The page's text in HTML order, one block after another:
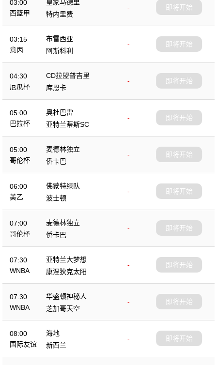
03:00
西篮甲
皇家马德里
-
特内里费
即将开始
03:15
意丙
布雷西亚
-
阿斯科利
即将开始
04:30
厄瓜杯
CD拉盟普吉里
-
库恩卡
即将开始
05:00
巴拉杯
奥杜巴雷
-
亚特兰蒂斯SC
即将开始
05:00
哥伦杯
麦德林独立
-
侨卡巴
即将开始
06:00
美乙
佛蒙特绿队
-
波士顿
即将开始
07:00
哥伦杯
麦德林独立
-
侨卡巴
即将开始
07:30
WNBA
亚特兰大梦想
-
康涅狄克太阳
即将开始
07:30
WNBA
华盛顿神秘人
-
芝加哥天空
即将开始
08:00
国际友谊
海地
-
新西兰
即将开始